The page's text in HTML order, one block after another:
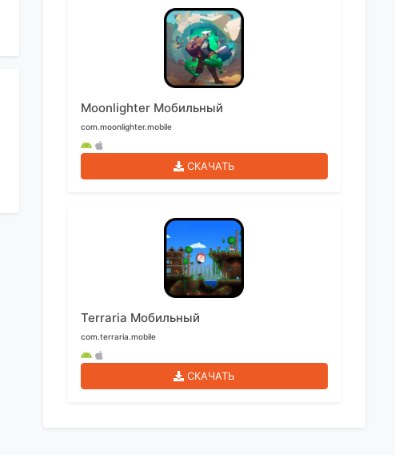
Moonlighter Мобильный
com.moonlighter.mobile
СКАЧАТЬ
Terraria Мобильный
com.terraria.mobile
СКАЧАТЬ